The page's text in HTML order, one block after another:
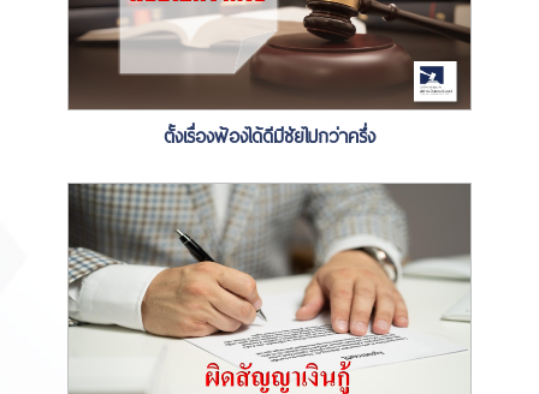
ตั้งเรื่องฟ้องได้ดีมีชัยไปกว่าครึ่ง